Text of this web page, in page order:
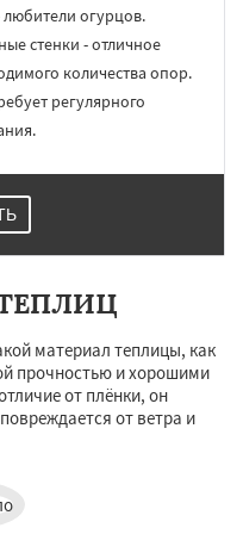
огурцов.
стенки - отличное
количества опор.
регулярного
материал теплицы, как
прочностью и хорошими
от плёнки, он
от ветра и